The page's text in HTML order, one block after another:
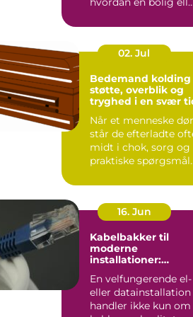
holder til v...
02. Jul
Bedemand kolding
støtte, overblik og
tryghed i en svær
Når et menneske
står de efterladte
midt i chok, sorg og
praktiske spørgsmål
16. Jun
Kabelbakker til
moderne
installationer:
anvendelse
En velfungerende el-
eller datainstallation
handler ikke kun om